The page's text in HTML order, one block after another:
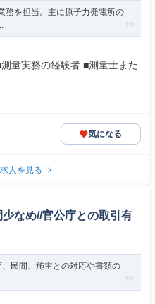
務を担当。主に原子力発電所の
量実務の経験者 ■測量士また
気になる
人を見る
少なめ//官公庁との取引有
民間、施主との対応や書類の